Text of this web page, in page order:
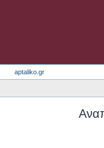
aptaliko.gr